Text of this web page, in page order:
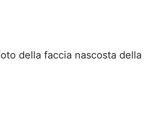
della faccia nascosta della